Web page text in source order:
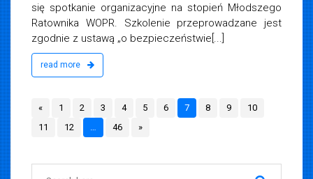
się spotkanie organizacyjne na stopień Młodszego
Ratownika WOPR. Szkolenie przeprowadzane jest
zgodnie z ustawą „o bezpieczeństwie[...]
read more
« 1 2 3 4 5 6 7 8 9
10
11
12 46 »